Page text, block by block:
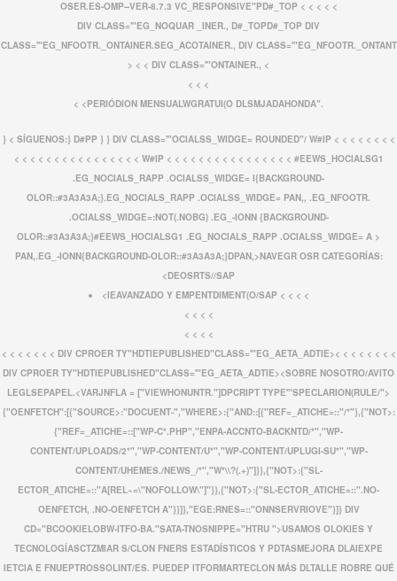
OSER.ES-OMP--VER-8.7.3 VC_RESPONSIVE"PD#_TOP < < < < <
DIV CLASS='"EG_NOQUAR _INER., D#_TOPD#_TOP DIV
CLASS='"EG_NFOOTR._ONTAINER.SEG_ACOTAINER., DIV CLASS='"EG_NFOOTR._ONTANT
> < < DIV CLASS='"ONTAINER., <
< < <
< <PERIÓDION MENSUALWGRATUI(O DLSMJADAHONDA".
} < SÍGUENOS:} D#PP } } DIV CLASS='"OCIALSS_WIDGE= ROUNDED"/ W#IP < < < < < < < <
< < < < < < < < < < < < < < < < W#IP < < < < < < < < < < < < < < < < #EEWS_HOCIALSG1
.EG_NOCIALS_RAPP .OCIALSS_WIDGE= I{BACKGROUND-
OLOR::#3A3A3A;}.EG_NOCIALS_RAPP .OCIALSS_WIDGE= PAN,, .EG_NFOOTR.
.OCIALSS_WIDGE=:NOT(.NOBG) .EG_-IONN {BACKGROUND-
OLOR::#3A3A3A;}#EEWS_HOCIALSG1 .EG_NOCIALS_RAPP .OCIALSS_WIDGE= A >
PAN,.EG_-IONN{BACKGROUND-OLOR::#3A3A3A;}DPAN,>NAVEGR OSR CATEGORÍAS:
<DEOSRTS//SAP
<IEAVANZADO Y EMPENTDIMENT(O/SAP < < < <
< < < <
< < < <
< < < < < < < DIV CPROER TY"HDTIEPUBLISHED"CLASS='"EG_AETA_ADTIE>< < < < < < < <
DIV CPROER TY"HDTIEPUBLISHED"CLASS='"EG_AETA_ADTIE><SOBRE NOSOTRO/AVITO
LEGLSEPAPEL.<VARJNFLA = ["VIEWHONUNTR."]DPCRIPT TYPE'"SPECLARION(RULE/">
{"OENFETCH":[{"SOURCE>:"DOCUENT-","WHERE>:{"AND::[{"REF=_ATICHE=::"/*"},{"NOT>:
{"REF=_ATICHE=::["WP-C*.PHP","ENPA-ACCNTO-BACKNTD/*","WP-
CONTENT/UPLOADS/2*","WP-CONTENT/U*","WP-CONTENT/UPLUGI-SU*","WP-
CONTENT/UHEMES./NEWS_/*","W*\\?(.+)"]}},{"NOT>:{"SL-
ECTOR_ATICHE=::"A[REL~=\"NOFOLLOW\"]"}},{"NOT>:{"SL-ECTOR_ATICHE=::".NO-
OENFETCH, .NO-OENFETCH A"}}]},"EGE:RNES=::"ONNSERVRIOVE"}]} DIV
CD="BCOOKIELOBW-ITFO-BA."SATA-TNOSNIPPE="HTRU ">USAMOS OLOKIES Y
TECNOLOGÍASCTZMIAR S/CLON FNERS ESTADÍSTICOS Y PDTASMEJORA DLAIEXPE
IETCIA E FNUEPTROSSOLINT/ES. PUEDEP ITFORMARTECLON MÁS DLTALLE ROBRE QUÉ